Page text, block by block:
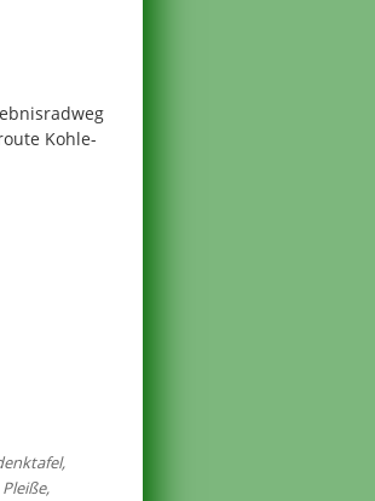
Kohle-
,
Pleiße,